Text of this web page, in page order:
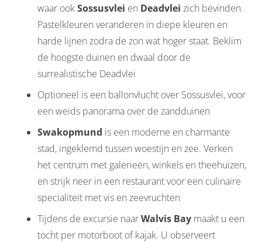
waar ookSossusvlei en Deadvlei zich bevinden.
Pastelkleuren veranderen in diepe kleuren en
harde lijnen zodra de zon wat hoger staat. Beklim
de hoogste duinen en dwaal door de
surrealistische Deadvlei
Optioneel is een ballonvlucht over Sossusvlei, voor
een weids panorama over de zandduinen
Swakopmund is een moderne en charmante
stad, ingeklemd tussen woestijn en zee. Verken
het centrum met galerieën, winkels en theehuizen,
en strijk neer in een restaurant voor een culinaire
specialiteit met vis en zeevruchten
Tijdens de excursie naarWalvis Bay maakt u een
tocht per motorboot of kajak. U observeert